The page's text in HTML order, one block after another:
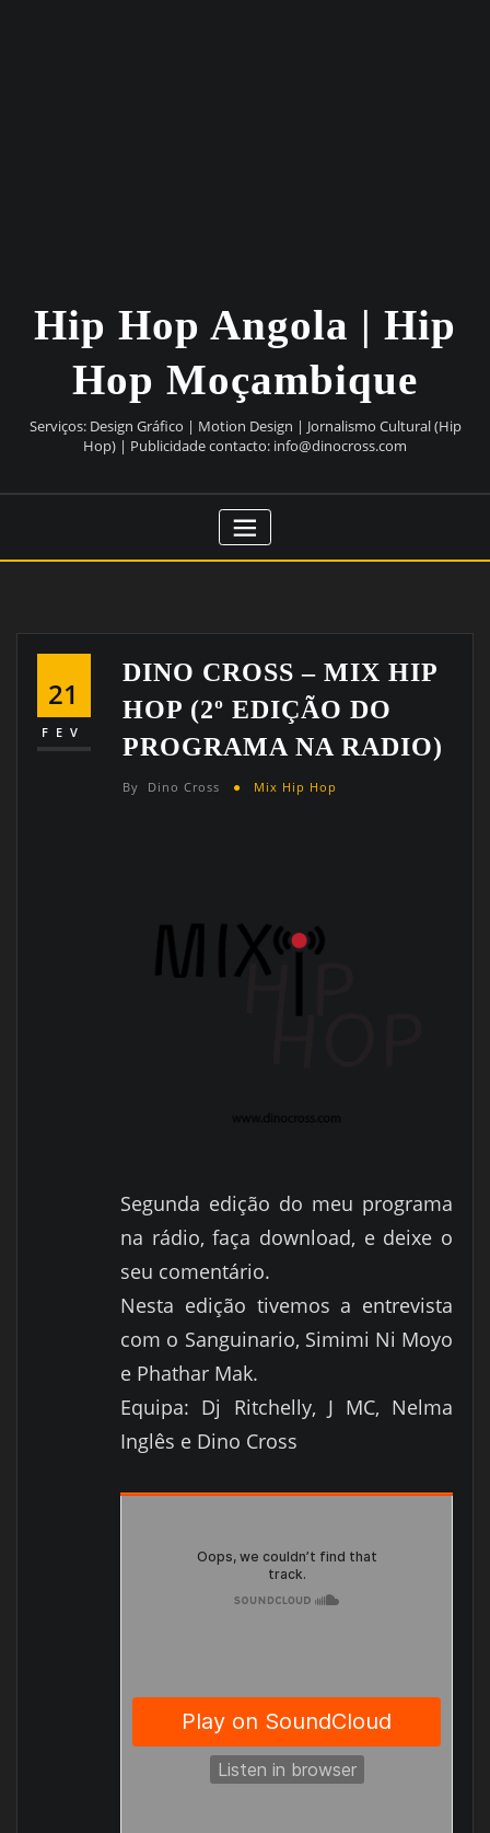
Hip Hop Angola | Hip
Hop Moçambique
Serviços: Design Gráfico | Motion Design | Jornalismo Cultural (Hip
Hop) | Publicidade contacto: info@dinocross.com
21
FEV
DINO CROSS – MIX HIP
HOP (2º EDIÇÃO DO
PROGRAMA NA RADIO)
By Dino Cross Mix Hip Hop
Segunda edição do meu programa
na rádio, faça download, e deixe o
seu comentário.
Nesta edição tivemos a entrevista
com o Sanguinario, Simimi Ni Moyo
e Phathar Mak.
Equipa: Dj Ritchelly, J MC, Nelma
Inglês e Dino Cross